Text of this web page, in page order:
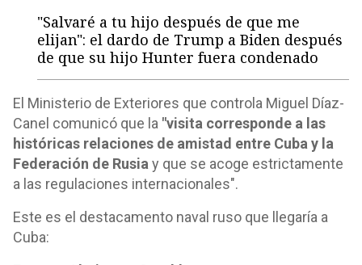
"Salvaré a tu hijo después de que me
elijan": el dardo de Trump a Biden después
de que su hijo Hunter fuera condenado
El Ministerio de Exteriores que controla Miguel Díaz-
Canel comunicó que la "visita corresponde a las
históricas relaciones de amistad entre Cuba y la
Federación de Rusia y que se acoge estrictamente
a las regulaciones internacionales".
Este es el destacamento naval ruso que llegaría a
Cuba: